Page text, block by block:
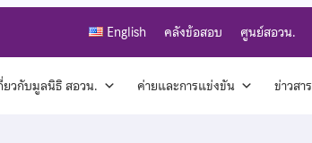
English คลังข้อสอบ ศูนย์สอวน.
ยวกับมูลนิธิ สอวน. ค่ายและการแข่งขัน ข่าวสาร